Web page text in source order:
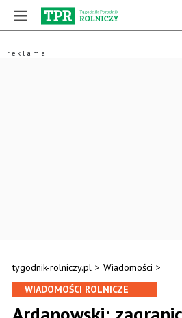
tygodnik-rolniczy.pl > Wiadomości >
WIADOMOŚCI ROLNICZE